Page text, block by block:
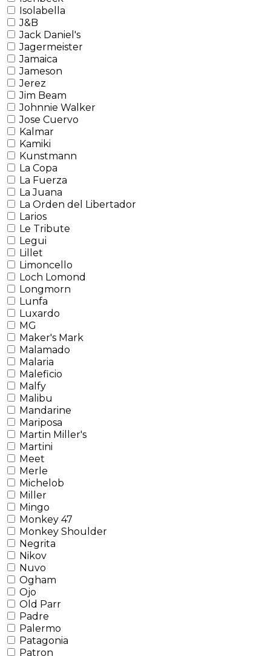
Isolabella
J&B
Jack Daniel's
Jagermeister
Jamaica
Jameson
Jerez
Jim Beam
Johnnie Walker
Jose Cuervo
Kalmar
Kamiki
Kunstmann
La Copa
La Fuerza
La Juana
La Orden del Libertador
Larios
Le Tribute
Legui
Lillet
Limoncello
Loch Lomond
Longmorn
Lunfa
Luxardo
MG
Maker's Mark
Malamado
Malaria
Maleficio
Malfy
Malibu
Mandarine
Mariposa
Martin Miller's
Martini
Meet
Merle
Michelob
Miller
Mingo
Monkey 47
Monkey Shoulder
Negrita
Nikov
Nuvo
Ogham
Ojo
Old Parr
Padre
Palermo
Patagonia
Patron